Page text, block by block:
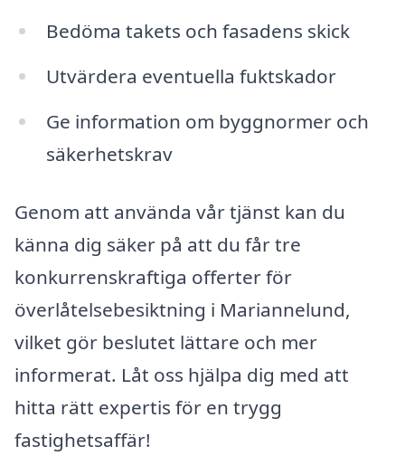
Bedöma takets och fasadens skick
Utvärdera eventuella fuktskador
Ge information om byggnormer och
säkerhetskrav
Genom att använda vår tjänst kan du
känna dig säker på att du får tre
konkurrenskraftiga offerter för
överlåtelsebesiktning i Mariannelund,
vilket gör beslutet lättare och mer
informerat. Låt oss hjälpa dig med att
hitta rätt expertis för en trygg
fastighetsaffär!